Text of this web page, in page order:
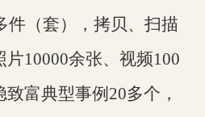
件（套），拷贝、扫描
10000余张、视频100
富典型事例20多个，